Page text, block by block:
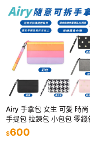
Airy 手拿包 女生 可愛 時尚
手提包 拉鍊包 小包包 零錢
$600